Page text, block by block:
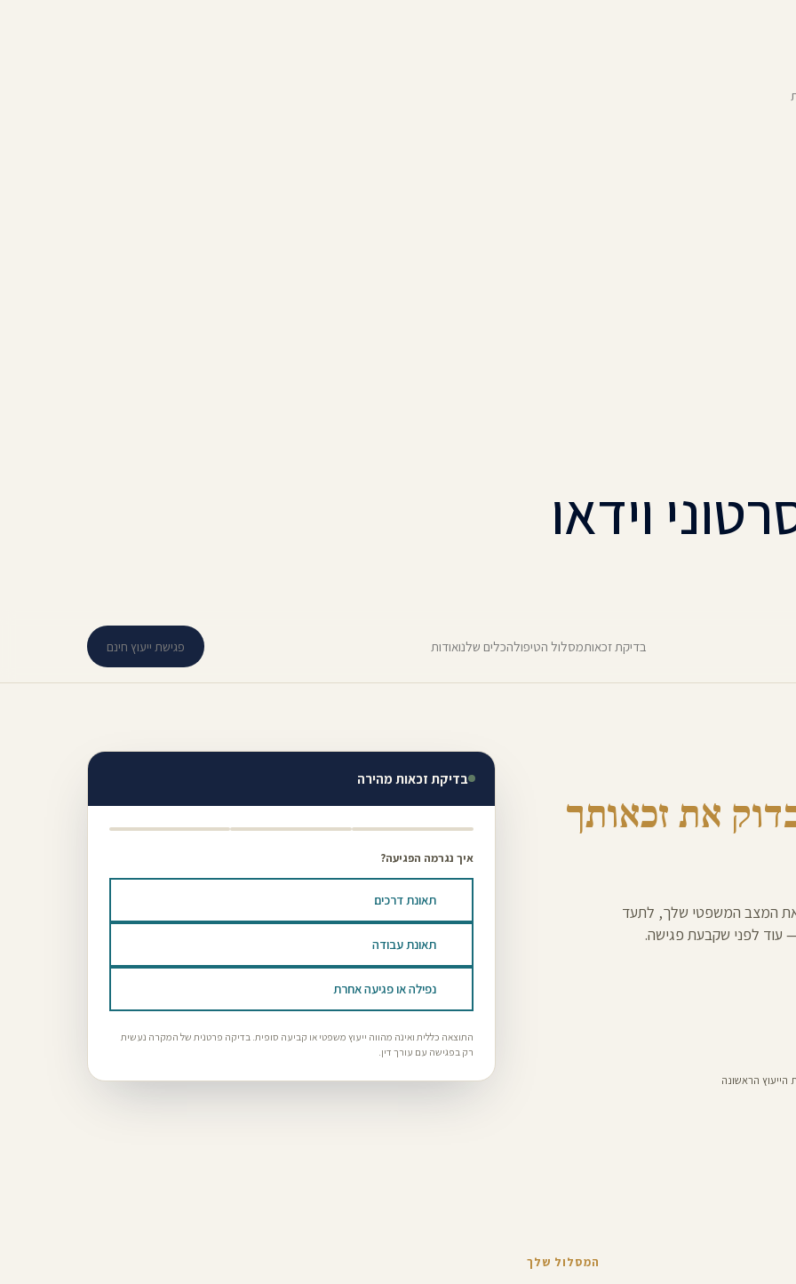
וידאו
בדיקת זכאותמסלול הטיפולהכלים שלנואודות פגישת ייעוץ חינם
את זכאותך
את המצב המשפטי שלך, לתעד
עוד לפני שקבעת פגישה.
הייעוץ הראשונה
בדיקת זכאות מהירה
איך נגרמה הפגיעה?
תאונת דרכים
תאונת עבודה
נפילה או פגיעה אחרת
התוצאה כללית ואינה מהווה ייעוץ משפטי או קביעה סופית. בדיקה פרטנית של המקרה נעשית
רק בפגישה עם עורך דין.
המסלול שלך